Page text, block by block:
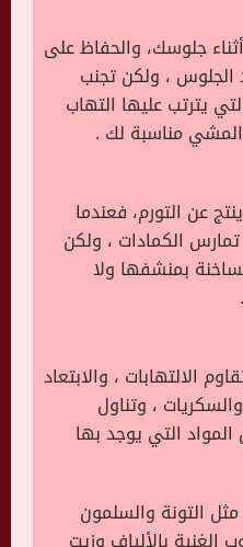
جلوسك، والحفاظ على
الجلوس ، ولكن تجنب
يترتب عليها التهاب
مناسبة لك .
عن التورم، فعندما
الكمادات ، ولكن
بمنشفها ولا
الالتهابات ، والابتعاد
، وتناول
المواد التي يوجد بها
التونة والسلمون